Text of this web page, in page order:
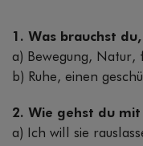
1. Was brauchst
a) Bewegung, Natur,
b) Ruhe, einen
2. Wie gehst du
a) Ich will sie